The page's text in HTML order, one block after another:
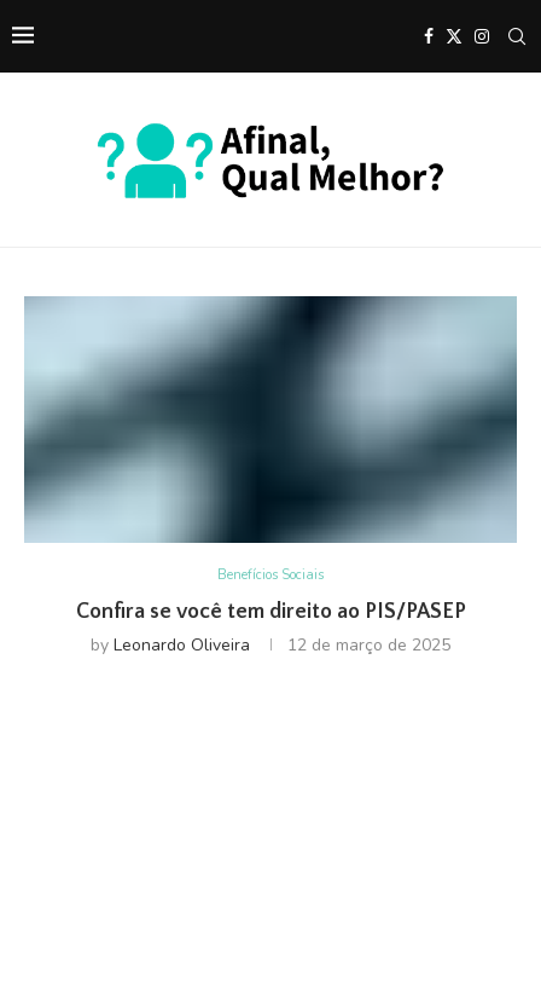
Benefícios Sociais
Confira se você tem direito ao PIS/PASEP
by Leonardo Oliveira 12 de março de 2025